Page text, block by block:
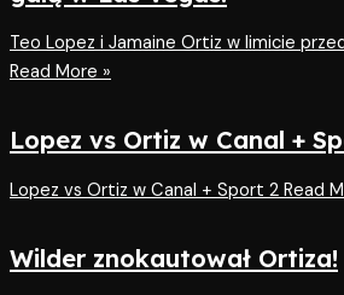
Teo Lopez i Jamaine Ortiz w limicie
Read More »
Lopez vs Ortiz w Canal +
Lopez vs Ortiz w Canal + Sport 2 Read
Wilder znokautował Ortiza!